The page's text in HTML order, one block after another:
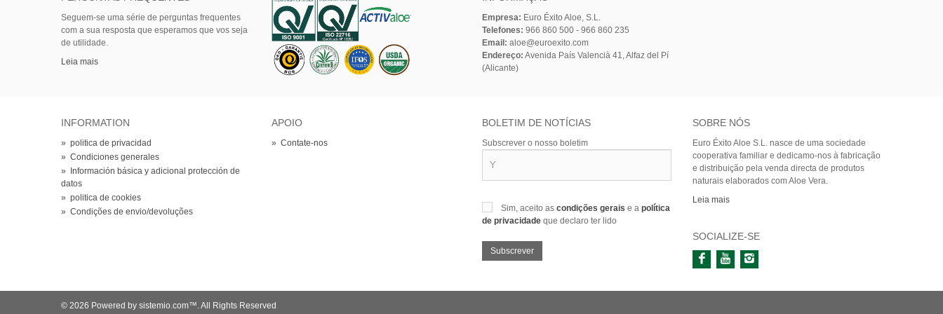
Seguem-se uma série de perguntas frequentes
com a sua resposta que esperamos que vos seja
de utilidade.
Leia mais
Empresa: Euro Éxito Aloe, S.L.
Telefones: 966 860 500 - 966 860 235
Email: aloe@euroexito.com
Endereço: Avenida País Valencià 41, Alfaz del Pí
(Alicante)
INFORMATION
» politica de privacidad
» Condiciones generales
» Información básica y adicional protección de
datos
» politica de cookies
» Condições de envio/devoluções
APOIO
» Contate-nos
BOLETIM DE NOTÍCIAS
Subscrever o nosso boletim
Sim, aceito as condições gerais e a política
de privacidade que declaro ter lido
Subscrever
SOBRE NÓS
Euro Éxito Aloe S.L. nasce de uma sociedade
cooperativa familiar e dedicamo-nos à fabricação
e distribuição pela venda directa de produtos
naturais elaborados com Aloe Vera.
Leia mais
SOCIALIZE-SE
© 2026 Powered by sistemio.com™. All Rights Reserved